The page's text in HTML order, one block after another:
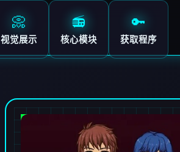
📀
视觉展示
📻
核心模块
🔑
获取程序